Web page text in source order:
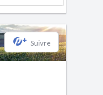
+ Suivre